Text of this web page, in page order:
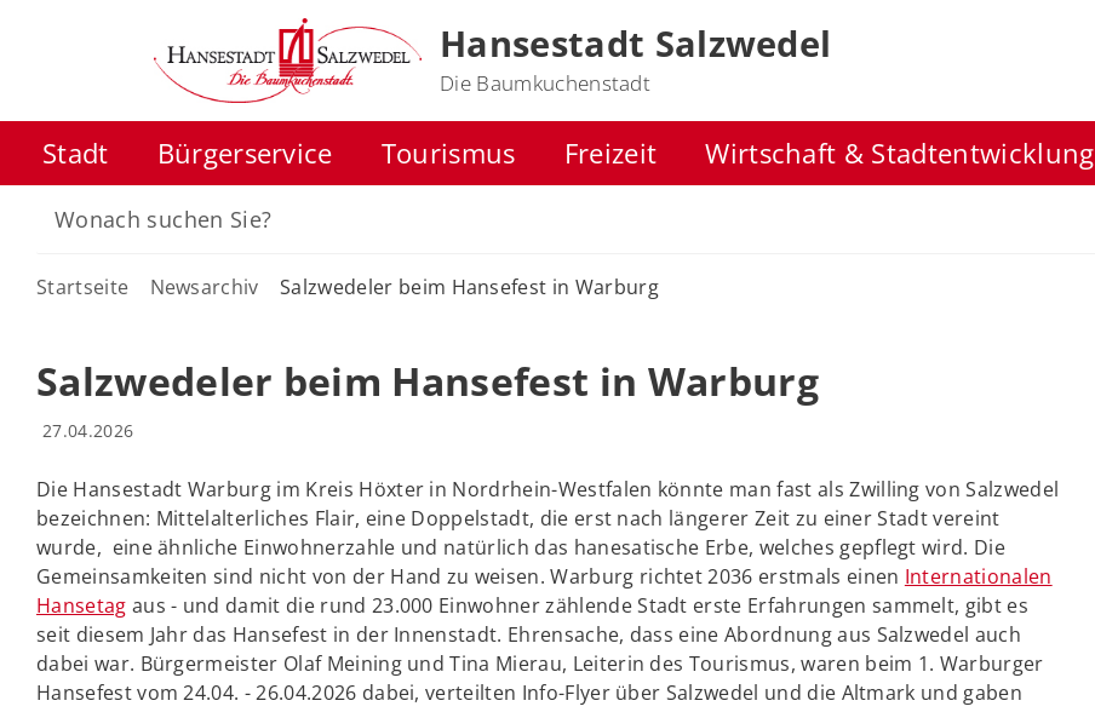
Hansestadt Salzwedel
Die Baumkuchenstadt
Stadt Bürgerservice Tourismus Freizeit Wirtschaft & Stadtentwicklung
Startseite Newsarchiv Salzwedeler beim Hansefest in Warburg
Salzwedeler beim Hansefest in Warburg
27.04.2026
Die Hansestadt Warburg im Kreis Höxter in Nordrhein-Westfalen könnte man fast als Zwilling von Salzwedel
bezeichnen: Mittelalterliches Flair, eine Doppelstadt, die erst nach längerer Zeit zu einer Stadt vereint
wurde, eine ähnliche Einwohnerzahle und natürlich das hanesatische Erbe, welches gepflegt wird. Die
Gemeinsamkeiten sind nicht von der Hand zu weisen. Warburg richtet 2036 erstmals einen Internationalen
Hansetag aus - und damit die rund 23.000 Einwohner zählende Stadt erste Erfahrungen sammelt, gibt es
seit diesem Jahr das Hansefest in der Innenstadt. Ehrensache, dass eine Abordnung aus Salzwedel auch
dabei war. Bürgermeister Olaf Meining und Tina Mierau, Leiterin des Tourismus, waren beim 1. Warburger
Hansefest vom 24.04. - 26.04.2026 dabei, verteilten Info-Flyer über Salzwedel und die Altmark und gaben